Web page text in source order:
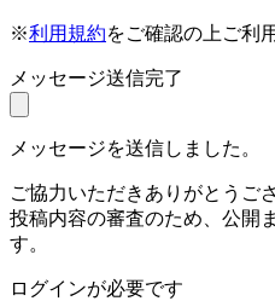
※利用規約をご確認の上ご利
メッセージ送信完了
メッセージを送信しました。
ご協力いただきありがとうご
投稿内容の審査のため、公開
す。
ログインが必要です